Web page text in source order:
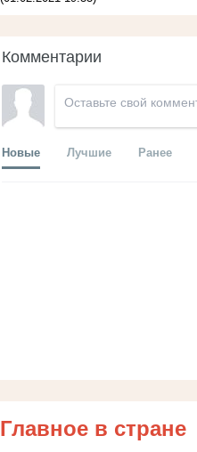
Комментарии
Новые Лучшие Ранее
Главное в стране